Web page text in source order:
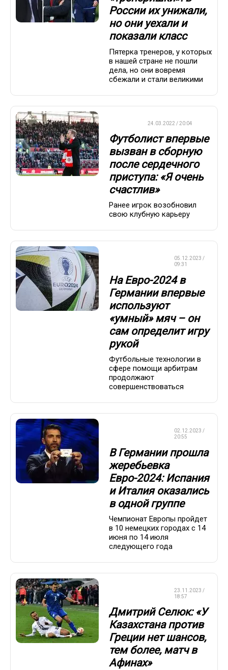
России их унижали,
но они уехали и
показали класс
Пятерка тренеров, у которых
в нашей стране не пошли
дела, но они вовремя
сбежали и стали великими
24.03.2022 / 20:04
Футболист впервые
вызван в сборную
после сердечного
приступа: «Я очень
счастлив»
Ранее игрок возобновил
свою клубную карьеру
05.12.2023 /
09:31
На Евро-2024 в
Германии впервые
используют
«умный» мяч – он
сам определит игру
рукой
Футбольные технологии в
сфере помощи арбитрам
продолжают
совершенствоваться
02.12.2023 /
20:55
В Германии прошла
жеребьевка
Евро-2024: Испания
и Италия оказались
в одной группе
Чемпионат Европы пройдет
в 10 немецких городах с 14
июня по 14 июля
следующего года
23.11.2023 /
18:57
Дмитрий Селюк: «У
Казахстана против
Греции нет шансов,
тем более, матч в
Афинах»